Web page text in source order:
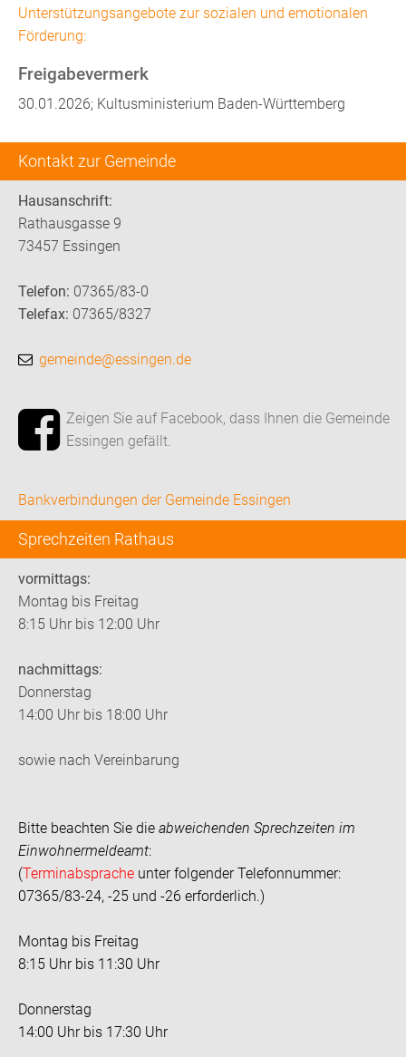
Kontakt zur Gemeinde
Hausanschrift:
Rathausgasse 9
73457 Essingen
Telefon: 07365/83-0
Telefax: 07365/8327
gemeinde@essingen.de
Zeigen Sie auf Facebook, dass Ihnen die Gemeinde
Essingen gefällt.
Bankverbindungen der Gemeinde Essingen
Sprechzeiten Rathaus
vormittags:
Montag bis Freitag
8:15 Uhr bis 12:00 Uhr
nachmittags:
Donnerstag
14:00 Uhr bis 18:00 Uhr
sowie nach Vereinbarung
Bitte beachten Sie die abweichenden Sprechzeiten im
Einwohnermeldeamt:
(Terminabsprache unter folgender Telefonnummer:
07365/83-24, -25 und -26 erforderlich.)
Montag bis Freitag
8:15 Uhr bis 11:30 Uhr
Donnerstag
14:00 Uhr bis 17:30 Uhr
Unterstützungsangebote zur sozialen und emotionalen
Förderung:
Freigabevermerk
30.01.2026; Kultusministerium Baden-Württemberg